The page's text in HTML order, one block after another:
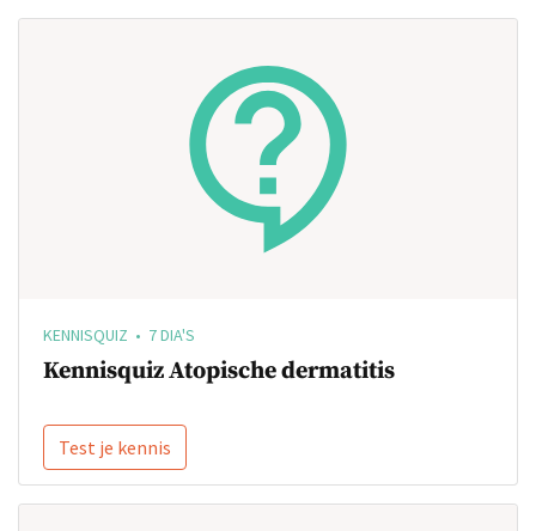
KENNISQUIZ • 7 DIA'S
Kennisquiz Atopische dermatitis
Test je kennis